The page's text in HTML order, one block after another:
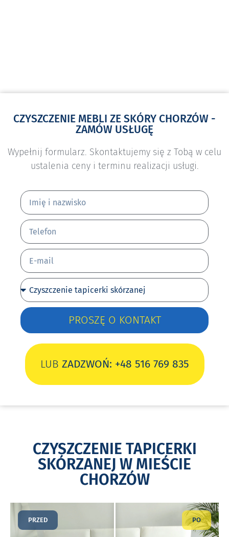
CZYSZCZENIE MEBLI ZE SKÓRY CHORZÓW -
ZAMÓW USŁUGĘ
Wypełnij formularz. Skontaktujemy się z Tobą w celu
ustalenia ceny i terminu realizacji usługi.
PROSZĘ O KONTAKT
LUB ZADZWOŃ: +48 516 769 835
CZYSZCZENIE TAPICERKI
SKÓRZANEJ W MIEŚCIE
CHORZÓW
PRZED PO